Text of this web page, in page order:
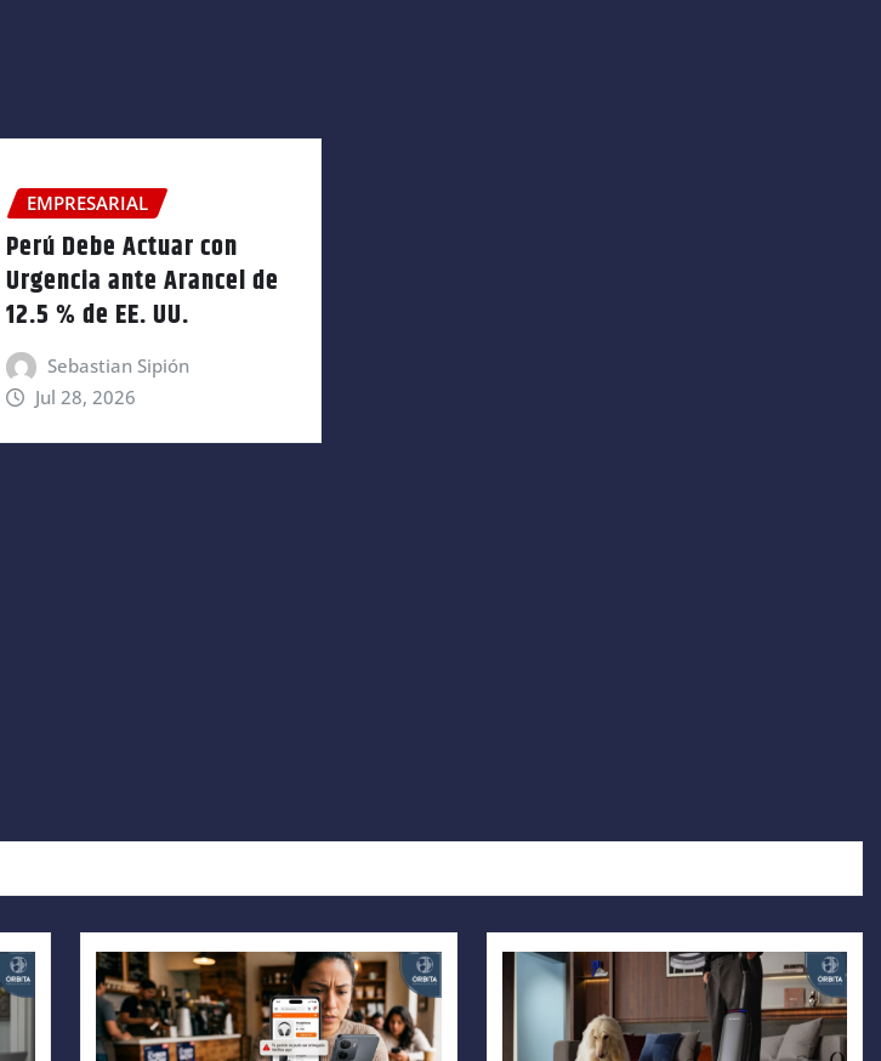
EMPRESARIAL
Perú Debe Actuar con
Urgencia ante Arancel de
12.5 % de EE. UU.
Sebastian Sipión
Jul 28, 2026